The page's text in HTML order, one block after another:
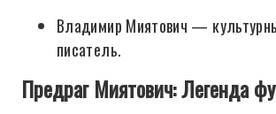
Владимир Миятович —
писатель.
Предраг Миятович: Легенда